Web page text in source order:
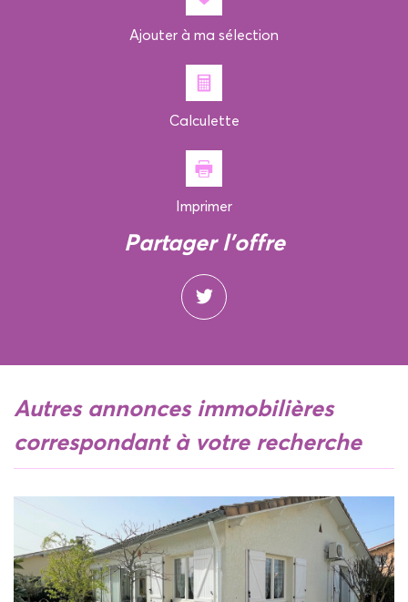
Ajouter à ma sélection
Calculette
Imprimer
partager l'offre
autres annonces immobilières
correspondant à votre recherche